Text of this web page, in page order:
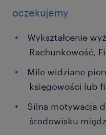
oczekujemy
Wykształcenie
Rachunkowość,
Mile widziane
księgowości lub
Silna motywacja
środowisku